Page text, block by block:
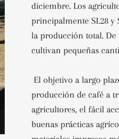
diciembre. Los
principalmente SL28 y
la producción total. De
cultivan pequeñas
El objetivo a largo
producción de café a
agricultores, el fácil
buenas prácticas